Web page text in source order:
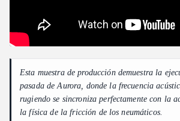
Esta muestra de producción demuestra la
pasada de Aurora, donde la frecuencia
rugiendo se sincroniza perfectamente con la
la física de la fricción de los neumáticos.